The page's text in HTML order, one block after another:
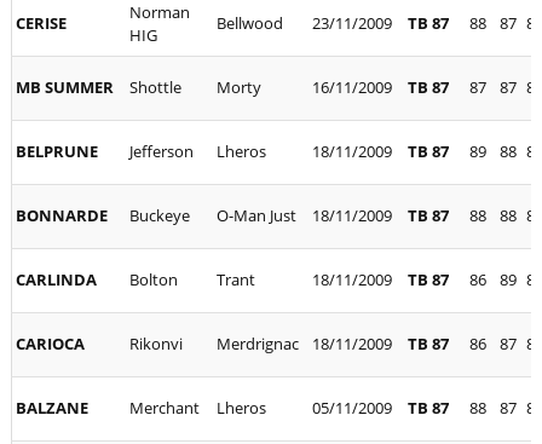
CERISE
Norman
HIG
Bellwood 23/11/2009 TB 87 88 87 87
MB SUMMER Shottle Morty 16/11/2009 TB 87 87 87 86
BELPRUNE Jefferson Lheros 18/11/2009 TB 87 89 88 86
BONNARDE Buckeye O-Man Just 18/11/2009 TB 87 88 88 86
CARLINDA Bolton Trant 18/11/2009 TB 87 86 89 87
CARIOCA Rikonvi Merdrignac 18/11/2009 TB 87 86 87 87
BALZANE Merchant Lheros 05/11/2009 TB 87 88 87 87